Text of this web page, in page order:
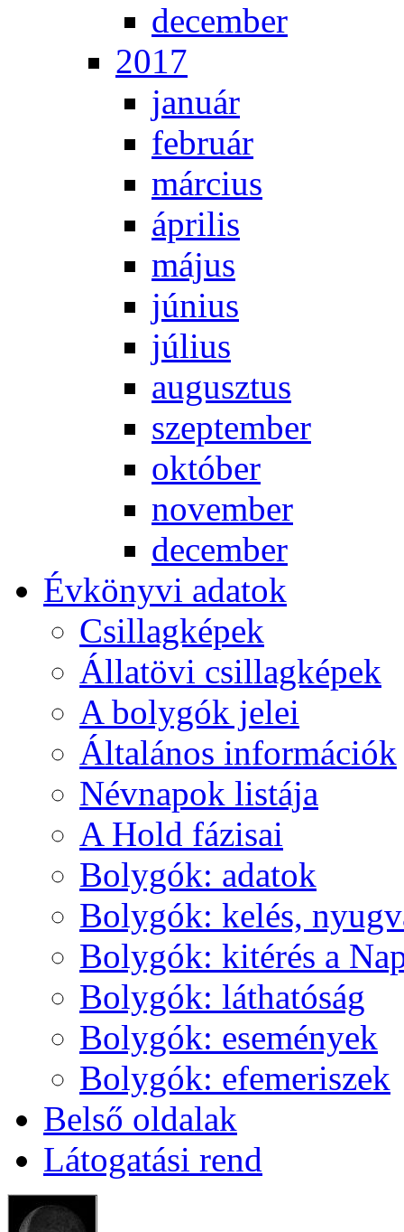
de­cem­ber
2017
ja­nu­ár
feb­ru­ár
már­ci­us
áp­ri­lis
má­jus
jú­ni­us
jú­li­us
au­gusz­tus
szep­tem­ber
ok­tó­ber
no­vem­ber
de­cem­ber
Év­köny­vi ada­tok
Csil­lag­ké­pek
Ál­lat­övi csil­lag­ké­pek
A boly­gók je­lei
Ál­ta­lá­nos in­for­má­ci­ók
Név­na­pok lis­tá­ja
A Hold fá­zi­sai
Boly­gók: ada­tok
Boly­gók: ke­lés,
Boly­gók: ki­té­rés a
Boly­gók: lát­ha­tó­ság
Boly­gók: ese­mé­nyek
Boly­gók: efe­me­ri­szek
Bel­ső ol­da­lak
Lá­to­ga­tá­si rend